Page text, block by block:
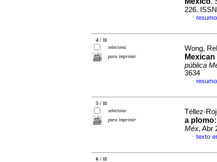
226.
·
4 / 11
seleciona
para imprimir
Wong,
pública
3634
·
5 / 11
seleciona
para imprimir
Téllez-
a plomo
Méx, Abr
· texto
6 / 11